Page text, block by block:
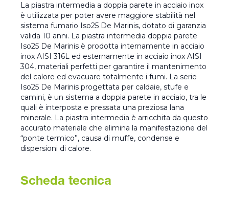
La piastra intermedia a doppia parete in acciaio inox
è utilizzata per poter avere maggiore stabilità nel
sistema fumario Iso25 De Marinis, dotato di garanzia
valida 10 anni. La piastra intermedia doppia parete
Iso25 De Marinis è prodotta internamente in acciaio
inox AISI 316L ed esternamente in acciaio inox AISI
304, materiali perfetti per garantire il mantenimento
del calore ed evacuare totalmente i fumi. La serie
Iso25 De Marinis progettata per caldaie, stufe e
camini, è un sistema a doppia parete in acciaio, tra le
quali è interposta e pressata una preziosa lana
minerale. La piastra intermedia è arricchita da questo
accurato materiale che elimina la manifestazione del
“ponte termico”, causa di muffe, condense e
dispersioni di calore.
Scheda tecnica